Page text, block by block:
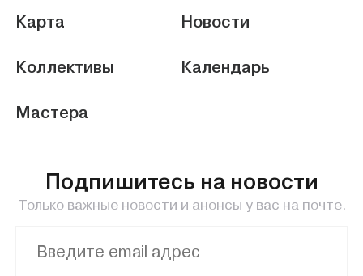
Карта
Коллективы
Мастера
Новости
Календарь
Подпишитесь на новости
Только важные новости и анонсы у вас на почте.